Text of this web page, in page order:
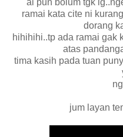
ramai kata cite ni
dorang
hihihihi..tp ada ramai gak
atas
tima kasih pada tuan
jum layan